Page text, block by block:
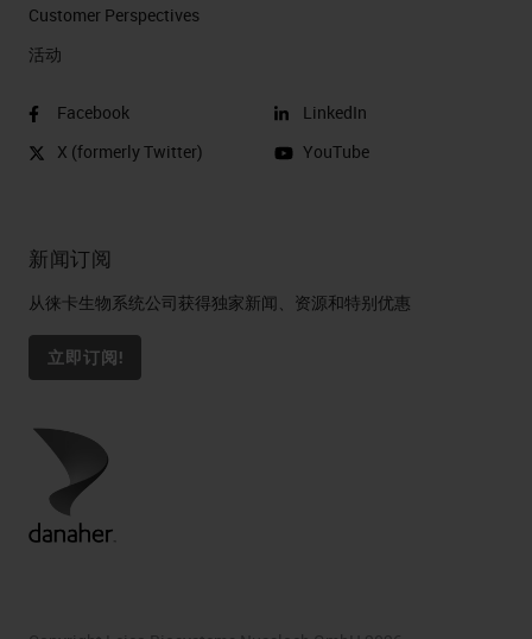
Customer Perspectives​
活动
Facebook
X (formerly Twitter)
LinkedIn
YouTube
新闻订阅
从徕卡生物系统公司获得独家新闻、资源和特别优惠
立即订阅!